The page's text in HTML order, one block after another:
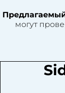
могут